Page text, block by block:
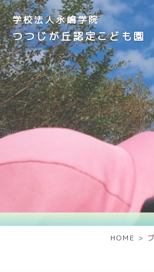
学校法人永嶋学院
つつじが丘認定こども園
HOME >